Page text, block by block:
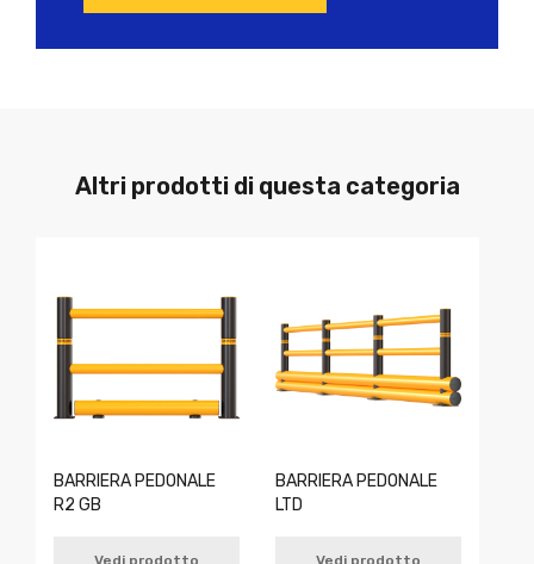
Altri prodotti di questa categoria
BARRIERA PEDONALE
R2 GB
Vedi prodotto
BARRIERA PEDONALE
LTD
Vedi prodotto